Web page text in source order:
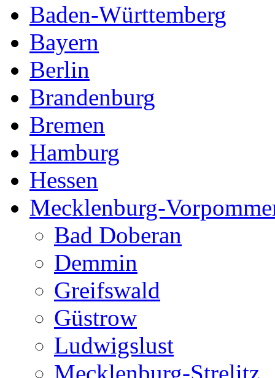
Baden-Württemberg
Bayern
Berlin
Brandenburg
Bremen
Hamburg
Hessen
Mecklenburg-
Bad Doberan
Demmin
Greifswald
Güstrow
Ludwigslust
Mecklenburg-Strelitz